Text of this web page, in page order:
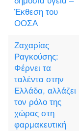
Έκθεση του
ΟΟΣΑ
Ζαχαρίας
Ραγκούσης:
Φέρνει τα
ταλέντα στην
Ελλάδα, αλλάζει
τον ρόλο της
χώρας στη
φαρμακευτική